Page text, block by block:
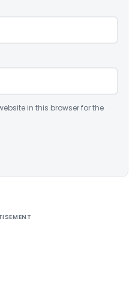
in this browser for the